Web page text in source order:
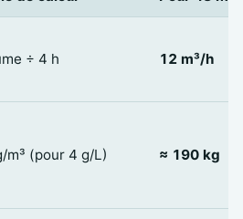
÷ 4 h 12 m³/h
m³ (pour 4 g/L) ≈ 190 kg